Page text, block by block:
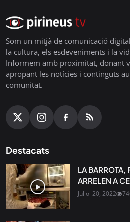
Som un mitjà de comunicació
la cultura, els esdeveniments i la
Informem amb proximitat, donant
apropant les notícies i continguts
comunitat.
Destacats
LA BARROTA,
ARRELEN A
Juliol 20, 2022